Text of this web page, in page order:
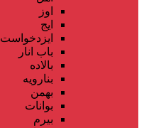
اوز
ایج
ایزدخواست
باب انار
بالاده
بنارویه
بهمن
بوانات
بیرم